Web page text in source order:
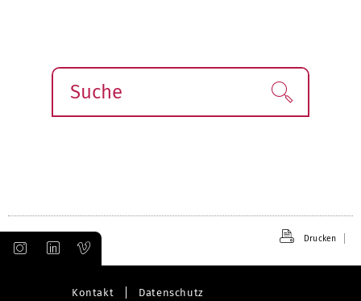
Suche Finden!
Drucken
Kontakt Datenschutz